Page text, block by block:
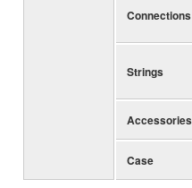
Connections
Strings
Accessories
Case